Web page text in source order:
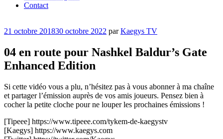
Contact
Publié
21 octobre 201830 octobre 2022 parKaegys TV
04 en route pour Nashkel Baldur’s Gate
Enhanced Edition
Si cette vidéo vous a plu, n’hésitez pas à vous abonner à ma chaîne
et partager l’émission auprès de vos amis joueurs. Pensez bien à
cocher la petite cloche pour ne louper les prochaines émissions !
[Tipeee] https://www.tipeee.com/tykem-de-kaegystv
[Kaegys] https://www.kaegys.com